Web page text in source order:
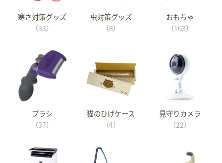
寒さ対策グッズ
（33）
虫対策グッズ
（8）
おもちゃ
（163）
ブラシ
（37）
猫のひげケース
（4）
見守りカメラ
（22）